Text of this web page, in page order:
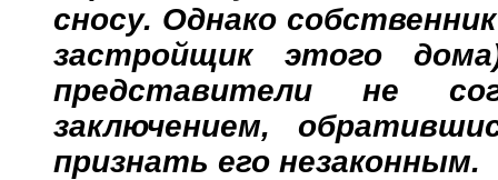
сносу. Однако
застройщик этого
представители не
заключением,
признать его незаконным.